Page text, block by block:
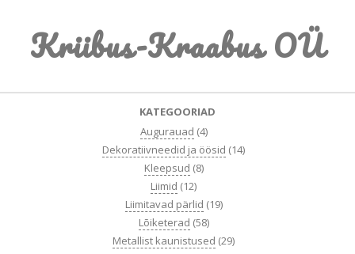
contentKriibus-Kraabus OÜ
KATEGOORIAD
Augurauad (4)
Dekoratiivneedid ja öösid (14)
Kleepsud (8)
Liimid (12)
Liimitavad pärlid (19)
Lõiketerad (58)
Metallist kaunistused (29)